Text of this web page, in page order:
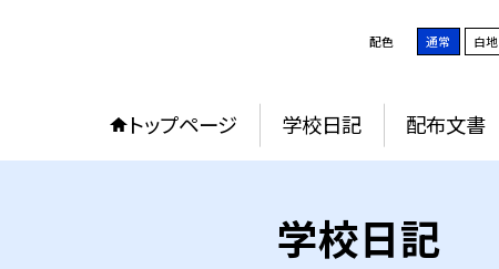
配色 通常 白地
トップページ 学校日記 配布文書
学校日記